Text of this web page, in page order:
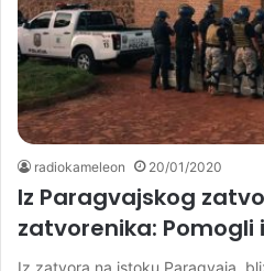
radiokameleon 20/01/2020
Iz Paragvajskog
zatvorenika: Pomogli
Iz zatvora na istoku Paragvaja,